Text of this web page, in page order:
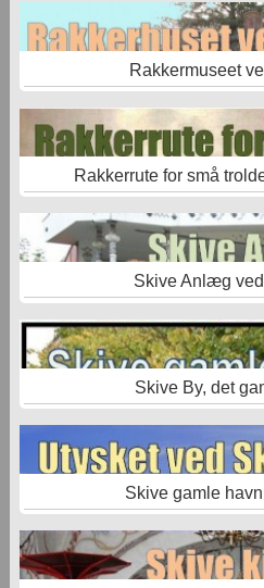
Rakkermuseet
Rakkerrute for små
Skive Anlæg
Skive By, det
Skive gamle